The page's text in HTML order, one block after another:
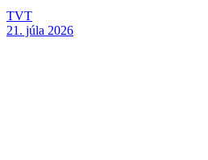
TVT
21. júla 2026